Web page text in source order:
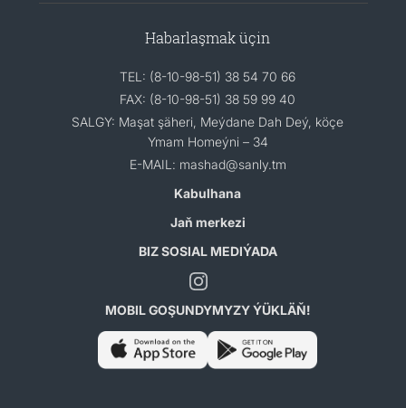
Habarlaşmak üçin
TEL: (8-10-98-51) 38 54 70 66
FAX: (8-10-98-51) 38 59 99 40
SALGY: Maşat şäheri, Meýdane Dah Deý, köçe
Ymam Homeýni – 34
E-MAIL: mashad@sanly.tm
Kabulhana
Jaň merkezi
BIZ SOSIAL MEDIÝADA
MOBIL GOŞUNDYMYZY ÝÜKLÄŇ!